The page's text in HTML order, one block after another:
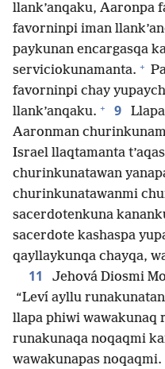
llank’anqaku, Aaronpa
favorninpi iman
paykunan encargasqa
serviciokunamanta. +
favorninpi chay
llank’anqaku. + 9
Aaronman
Israel llaqtamanta
churinkunatawan
churinkunatawanmi
sacerdotenkuna
sacerdote kashaspa
qayllaykunqa chayqa,
11 Jehová Diosmi
“Leví ayllu
llapa phiwi wawakunaq
runakunaqa noqaqmi
wawakunapas noqaqmi.